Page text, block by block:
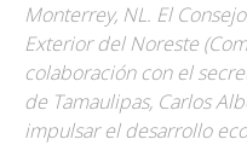
Monterrey, NL. El
Exterior del Noreste
colaboración con el
de Tamaulipas, Carlos
impulsar el desarrollo